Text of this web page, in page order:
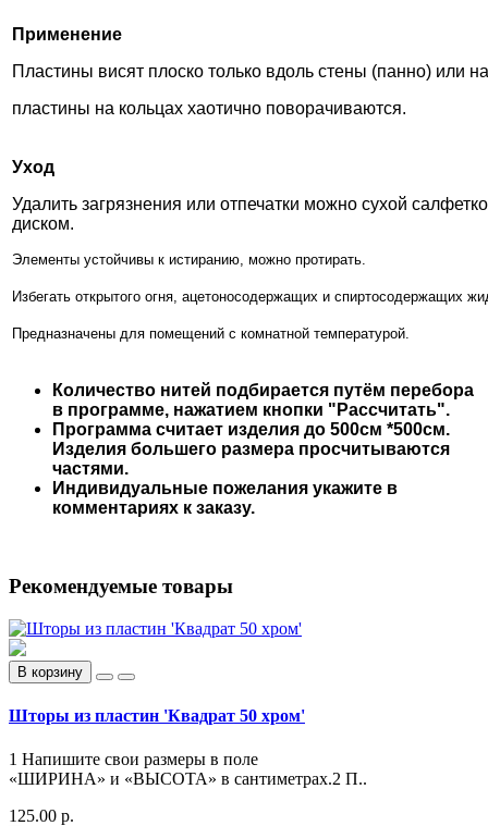
Применение
Пластины висят плоско только вдоль стены (панно) или
пластины на кольцах хаотично поворачиваются.
Уход
Удалить загрязнения или отпечатки можно сухой
диском.
Элементы устойчивы к истиранию, можно протирать.
Избегать открытого огня, ацетоносодержащих и спиртосодержащих
Предназначены для помещений с комнатной температурой.
Количество нитей подбирается путём перебора
в программе, нажатием кнопки "Рассчитать".
Программа считает изделия до 500см *500см.
Изделия большего размера просчитываются
частями.
Индивидуальные пожелания укажите в
комментариях к заказу.
Рекомендуемые товары
В корзину
Шторы из пластин 'Квадрат 50 хром'
1 Напишите свои размеры в поле
«ШИРИНА» и «ВЫСОТА» в сантиметрах.2 П..
125.00 р.